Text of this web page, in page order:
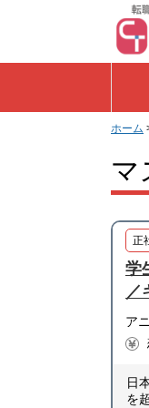
ホーム
マ
正
学
／
ア
日
を